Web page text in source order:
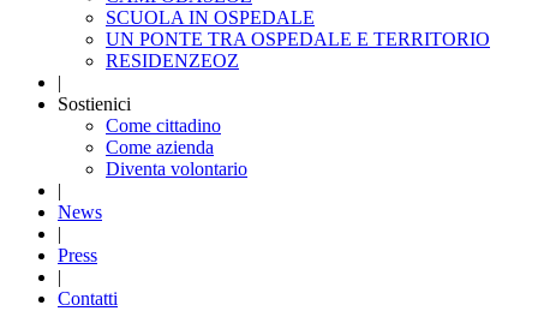
SCUOLA IN OSPEDALE
UN PONTE TRA OSPEDALE E TERRITORIO
RESIDENZEOZ
|
Sostienici
Come cittadino
Come azienda
Diventa volontario
|
News
|
Press
|
Contatti